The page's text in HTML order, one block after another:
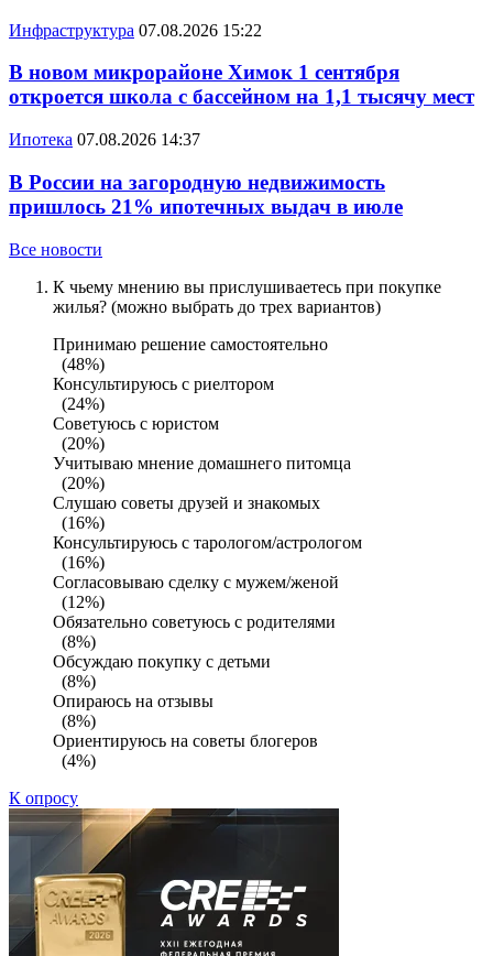
Инфраструктура 07.08.2026 15:22
В новом микрорайоне Химок 1 сентября
откроется школа с бассейном на 1,1 тысячу мест
Ипотека 07.08.2026 14:37
В России на загородную недвижимость
пришлось 21% ипотечных выдач в июле
Все новости
К чьему мнению вы прислушиваетесь при покупке
жилья? (можно выбрать до трех вариантов)
Принимаю решение самостоятельно
(48%)
Консультируюсь с риелтором
(24%)
Советуюсь с юристом
(20%)
Учитываю мнение домашнего питомца
(20%)
Слушаю советы друзей и знакомых
(16%)
Консультируюсь с тарологом/астрологом
(16%)
Согласовываю сделку с мужем/женой
(12%)
Обязательно советуюсь с родителями
(8%)
Обсуждаю покупку с детьми
(8%)
Опираюсь на отзывы
(8%)
Ориентируюсь на советы блогеров
(4%)
К опросу